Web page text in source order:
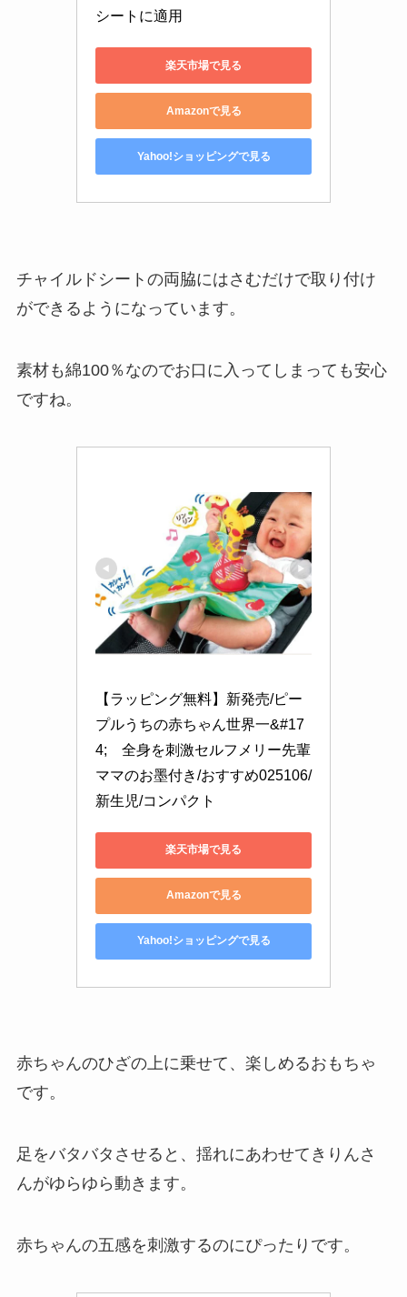
シートに適用
楽天市場で見る
Amazonで見る
Yahoo!ショッピングで見る
チャイルドシートの両脇にはさむだけで取り付け
ができるようになっています。
素材も綿100％なのでお口に入ってしまっても安心
ですね。
【ラッピング無料】新発売/ピー
プルうちの赤ちゃん世界一&#17
4;　全身を刺激セルフメリー先輩
ママのお墨付き/おすすめ025106/
新生児/コンパクト
楽天市場で見る
Amazonで見る
Yahoo!ショッピングで見る
赤ちゃんのひざの上に乗せて、楽しめるおもちゃ
です。
足をバタバタさせると、揺れにあわせてきりんさ
んがゆらゆら動きます。
赤ちゃんの五感を刺激するのにぴったりです。